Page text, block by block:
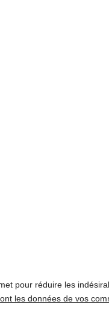
pour réduire les
les données de vos